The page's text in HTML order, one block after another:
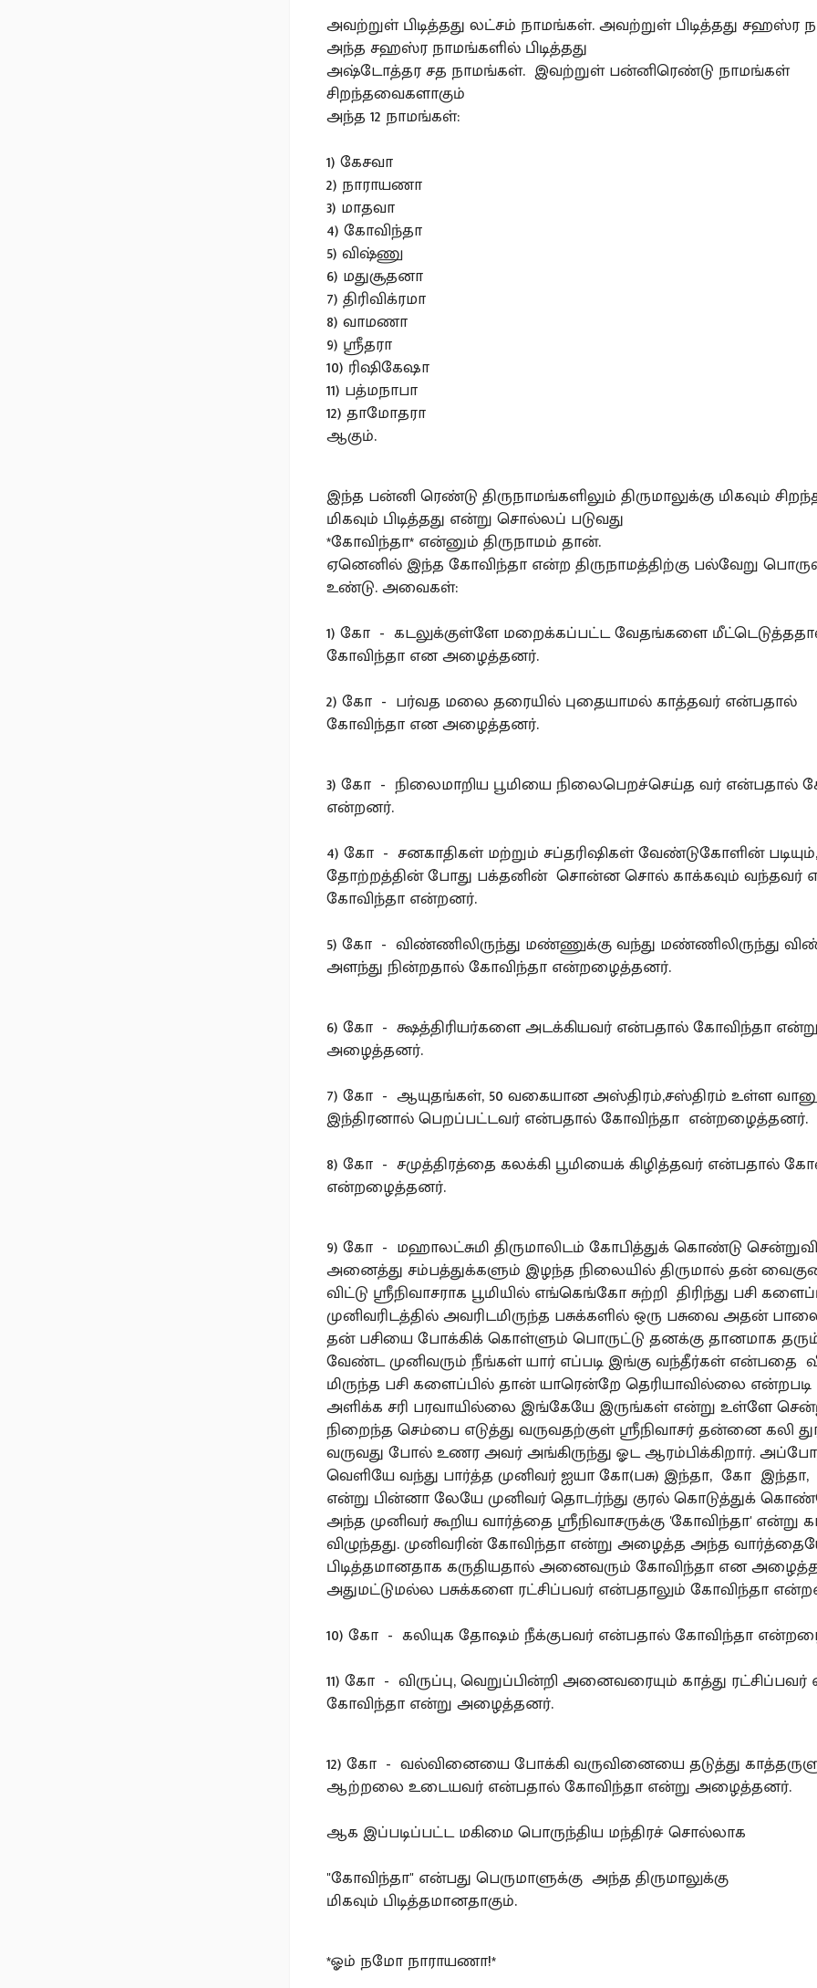
அவற்றுள் பிடித்தது லட்சம் நாமங்கள். அவற்றுள் பிடித்தது சஹஸ்ர
அந்த சஹஸ்ர நாமங்களில் பிடித்தது
அஷ்டோத்தர சத நாமங்கள். இவற்றுள் பன்னிரெண்டு நாமங்கள்
சிறந்தவைகளாகும்
அந்த 12 நாமங்கள்:
1) கேசவா
2) நாராயணா
3) மாதவா
4) கோவிந்தா
5) விஷ்ணு
6) மதுசூதனா
7) திரிவிக்ரமா
8) வாமணா
9) ஸ்ரீதரா
10) ரிஷிகேஷா
11) பத்மநாபா
12) தாமோதரா
ஆகும்.
இந்த பன்னி ரெண்டு திருநாமங்களிலும் திருமாலுக்கு மிகவும்
மிகவும் பிடித்தது என்று சொல்லப் படுவது
*கோவிந்தா* என்னும் திருநாமம் தான்.
ஏனெனில் இந்த கோவிந்தா என்ற திருநாமத்திற்கு பல்வேறு
உண்டு. அவைகள்:
1) கோ - கடலுக்குள்ளே மறைக்கப்பட்ட வேதங்களை
கோவிந்தா என அழைத்தனர்.
2) கோ - பர்வத மலை தரையில் புதையாமல் காத்தவர் என்பதால்
கோவிந்தா என அழைத்தனர்.
3) கோ - நிலைமாறிய பூமியை நிலைபெறச்செய்த வர் என்பதால்
என்றனர்.
4) கோ - சனகாதிகள் மற்றும் சப்தரிஷிகள் வேண்டுகோளின் படியும்,
தோற்றத்தின் போது பக்தனின் சொன்ன சொல் காக்கவும் வந்தவர்
கோவிந்தா என்றனர்.
5) கோ - விண்ணிலிருந்து மண்ணுக்கு வந்து மண்ணிலிருந்து
அளந்து நின்றதால் கோவிந்தா என்றழைத்தனர்.
6) கோ - க்ஷத்திரியர்களை அடக்கியவர் என்பதால் கோவிந்தா என்று
அழைத்தனர்.
7) கோ - ஆயுதங்கள், 50 வகையான அஸ்திரம்,சஸ்திரம் உள்ள
இந்திரனால் பெறப்பட்டவர் என்பதால் கோவிந்தா என்றழைத்தனர்.
8) கோ - சமுத்திரத்தை கலக்கி பூமியைக் கிழித்தவர் என்பதால்
என்றழைத்தனர்.
9) கோ - மஹாலட்சுமி திருமாலிடம் கோபித்துக் கொண்டு
அனைத்து சம்பத்துக்களும் இழந்த நிலையில் திருமால் தன்
விட்டு ஸ்ரீநிவாசராக பூமியில் எங்கெங்கோ சுற்றி திரிந்து பசி
முனிவரிடத்தில் அவரிடமிருந்த பசுக்களில் ஒரு பசுவை அதன்
தன் பசியை போக்கிக் கொள்ளும் பொருட்டு தனக்கு தானமாக
வேண்ட முனிவரும் நீங்கள் யார் எப்படி இங்கு வந்தீர்கள் என்பதை
மிருந்த பசி களைப்பில் தான் யாரென்றே தெரியாவில்லை என்றபடி
அளிக்க சரி பரவாயில்லை இங்கேயே இருங்கள் என்று உள்ளே
நிறைந்த செம்பை எடுத்து வருவதற்குள் ஸ்ரீநிவாசர் தன்னை கலி
வருவது போல் உணர அவர் அங்கிருந்து ஓட ஆரம்பிக்கிறார்.
வெளியே வந்து பார்த்த முனிவர் ஐயா கோ(பசு) இந்தா, கோ
என்று பின்னா லேயே முனிவர் தொடர்ந்து குரல் கொடுத்துக்
அந்த முனிவர் கூறிய வார்த்தை ஸ்ரீநிவாசருக்கு 'கோவிந்தா' என்று
விழுந்தது. முனிவரின் கோவிந்தா என்று அழைத்த அந்த
பிடித்தமானதாக கருதியதால் அனைவரும் கோவிந்தா என
அதுமட்டுமல்ல பசுக்களை ரட்சிப்பவர் என்பதாலும் கோவிந்தா
10) கோ - கலியுக தோஷம் நீக்குபவர் என்பதால் கோவிந்தா
11) கோ - விருப்பு, வெறுப்பின்றி அனைவரையும் காத்து
கோவிந்தா என்று அழைத்தனர்.
12) கோ - வல்வினையை போக்கி வருவினையை தடுத்து
ஆற்றலை உடையவர் என்பதால் கோவிந்தா என்று அழைத்தனர்.
ஆக இப்படிப்பட்ட மகிமை பொருந்திய மந்திரச் சொல்லாக
"கோவிந்தா" என்பது பெருமாளுக்கு அந்த திருமாலுக்கு
மிகவும் பிடித்தமானதாகும்.
*ஓம் நமோ நாராயணா!*